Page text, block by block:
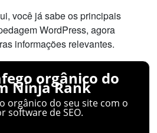
você já sabe os principais
WordPress, agora
informações relevantes.
orgânico do
Ninja Rank
orgânico do seu site com o
software de SEO.